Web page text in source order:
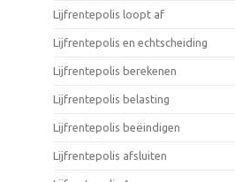
Lijfrentepolis loopt af
Lijfrentepolis en echtscheiding
Lijfrentepolis berekenen
Lijfrentepolis belasting
Lijfrentepolis beëindigen
Lijfrentepolis afsluiten